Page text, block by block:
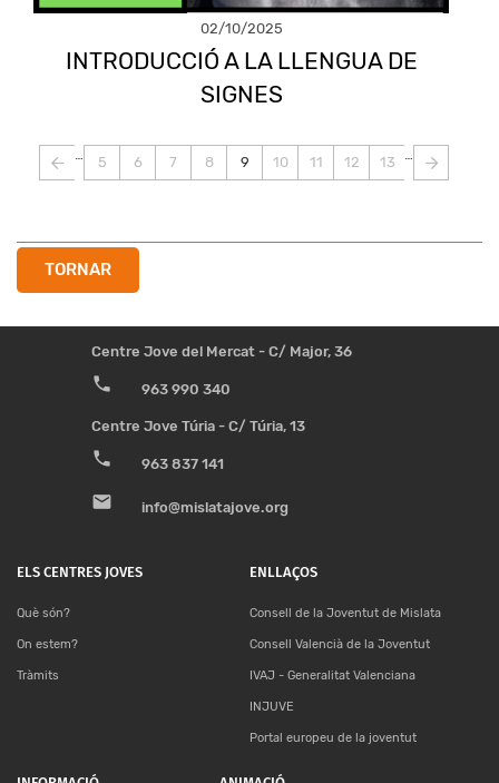
02/10/2025
INTRODUCCIÓ A LA LLENGUA DE
SIGNES
Paginació
…
Page
5
Page
6
Page
7
Page
8
Pàgina
9
Page
10
Page
11
Page
12
Page
13 …
TORNAR
Centre Jove del Mercat - C/ Major, 36
phone 963 990 340
Centre Jove Túria - C/ Túria, 13
phone 963 837 141
email info@mislatajove.org
ELS CENTRES JOVES
Què són?
On estem?
Tràmits
ENLLAÇOS
Consell de la Joventut de Mislata
Consell Valencià de la Joventut
IVAJ - Generalitat Valenciana
INJUVE
Portal europeu de la joventut